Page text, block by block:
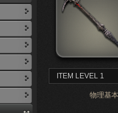
ITEM LEVEL 1
物理基